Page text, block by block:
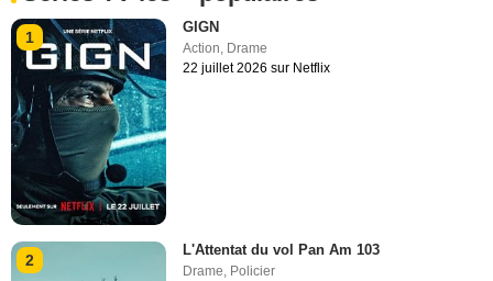
1
GIGN
Action, Drame
22 juillet 2026 sur Netflix
2
L'Attentat du vol Pan Am 103
Drame, Policier